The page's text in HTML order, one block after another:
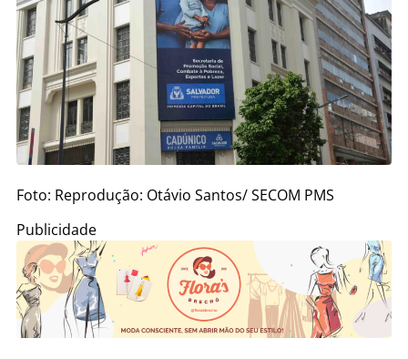
Foto: Reprodução: Otávio Santos/ SECOM PMS
Publicidade